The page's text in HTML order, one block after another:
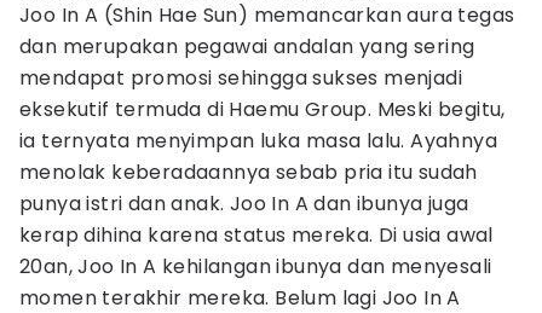
Joo In A (Shin Hae Sun) memancarkan aura tegas
dan merupakan pegawai andalan yang sering
mendapat promosi sehingga sukses menjadi
eksekutif termuda di Haemu Group. Meski begitu,
ia ternyata menyimpan luka masa lalu. Ayahnya
menolak keberadaannya sebab pria itu sudah
punya istri dan anak. Joo In A dan ibunya juga
kerap dihina karena status mereka. Di usia awal
20an, Joo In A kehilangan ibunya dan menyesali
momen terakhir mereka. Belum lagi Joo In A